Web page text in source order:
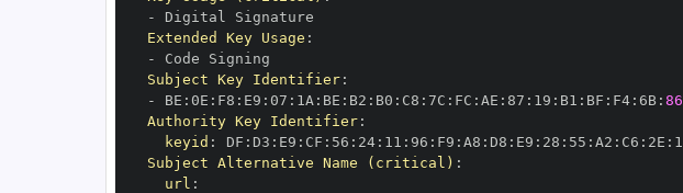
-
Extended Key Usage :
-
Subject Key Identifier:
-
BE : 0E : F8 : E9 : 07 : 1A : BE : B2 : B0 : C8 : 7C : FC : AE : 87 : 19 : B1 : BF : F4: 6B: 86
Authority Key Identifier:
keyid : DF : D3 : E9 : CF : 56 : 24: 11 : 96 : F9 : A8 : D8 : E9 : 28 : 55 : A2 : C6 : 2E :
Subject Alternative Name (critical) :
url :